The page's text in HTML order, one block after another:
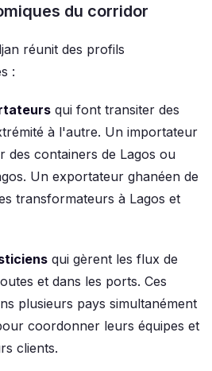
du corridor
réunit des profils
:
qui font transiter des
à l'autre. Un importateur
des containers de Lagos ou
Un exportateur ghanéen de
transformateurs à Lagos et
qui gèrent les flux de
et dans les ports. Ces
plusieurs pays simultanément
coordonner leurs équipes et
clients.